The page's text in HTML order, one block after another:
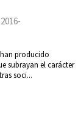
han producido
subrayan el carácter
soci...